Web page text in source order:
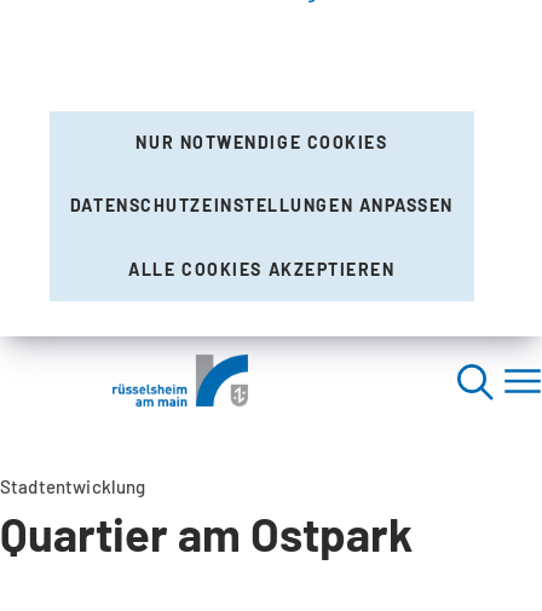
NUR NOTWENDIGE COOKIES
DATENSCHUTZEINSTELLUNGEN ANPASSEN
ALLE COOKIES AKZEPTIEREN
Stadtentwicklung
Quartier am Ostpark